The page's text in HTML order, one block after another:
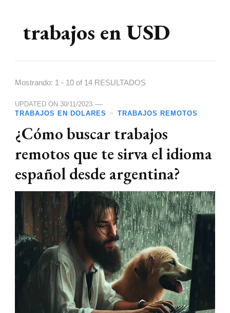
trabajos en USD
Mostrando: 1 - 10 of 14 RESULTADOS
UPDATED ON 30/11/2023
TRABAJOS EN DOLARES
TRABAJOS REMOTOS
¿Cómo buscar trabajos
remotos que te sirva el idioma
español desde argentina?